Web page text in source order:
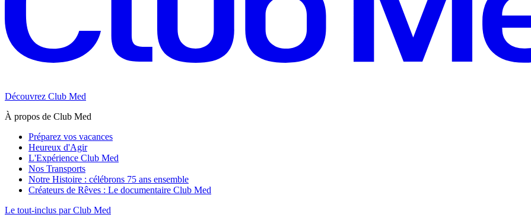
Découvrez Club Med
À propos de Club Med
Préparez vos vacances
Heureux d'Agir
L'Expérience Club Med
Nos Transports
Notre Histoire : célébrons 75 ans ensemble
Créateurs de Rêves : Le documentaire Club Med
Le tout-inclus par Club Med